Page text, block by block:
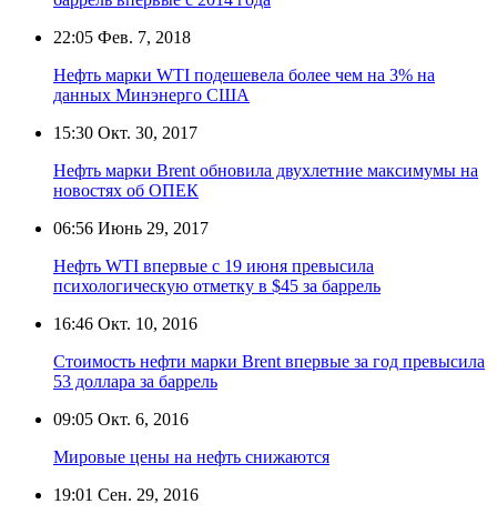
22:05 Фев. 7, 2018
Нефть марки WTI подешевела более чем на 3% на
данных Минэнерго США
15:30 Окт. 30, 2017
Нефть марки Brent обновила двухлетние максимумы на
новостях об ОПЕК
06:56 Июнь 29, 2017
Нефть WTI впервые с 19 июня превысила
психологическую отметку в $45 за баррель
16:46 Окт. 10, 2016
Стоимость нефти марки Brent впервые за год превысила
53 доллара за баррель
09:05 Окт. 6, 2016
Мировые цены на нефть снижаются
19:01 Сен. 29, 2016